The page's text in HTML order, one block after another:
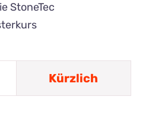
StoneTec
Kürzlich